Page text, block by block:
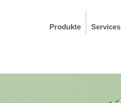
Produkte Services